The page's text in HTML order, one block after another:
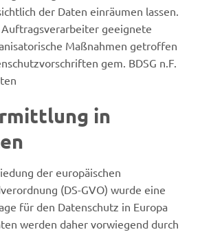
der Daten einräumen lassen.
geeignete
Maßnahmen getroffen
gem. BDSG n.F.
in
der europäischen
(DS-GVO) wurde eine
für den Datenschutz in Europa
werden daher vorwiegend durch